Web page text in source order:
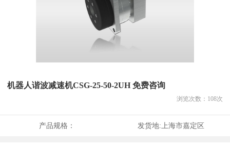
机器人谐波减速机CSG-25-50-2UH 免费咨询
浏览次数： 108次
产品规格： 发货地: 上海市嘉定区